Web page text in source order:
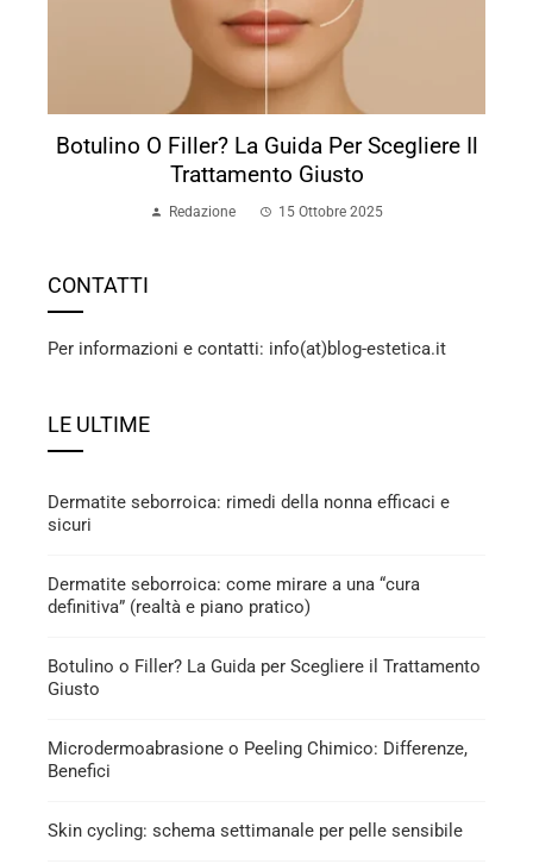
Botulino O Filler? La Guida Per Scegliere Il
Trattamento Giusto
Redazione 15 Ottobre 2025
CONTATTI
Per informazioni e contatti: info(at)blog-estetica.it
LE ULTIME
Dermatite seborroica: rimedi della nonna efficaci e
sicuri
Dermatite seborroica: come mirare a una “cura
definitiva” (realtà e piano pratico)
Botulino o Filler? La Guida per Scegliere il Trattamento
Giusto
Microdermoabrasione o Peeling Chimico: Differenze,
Benefici
Skin cycling: schema settimanale per pelle sensibile